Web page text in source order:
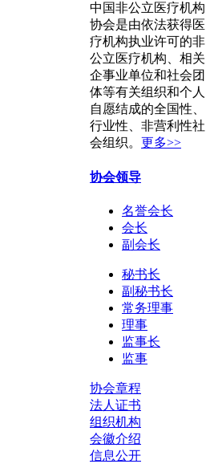
中国非公立医疗机构
协会是由依法获得医
疗机构执业许可的非
公立医疗机构、相关
企事业单位和社会团
体等有关组织和个人
自愿结成的全国性、
行业性、非营利性社
会组织。 更多>>
协会领导
名誉会长
会长
副会长
秘书长
副秘书长
常务理事
理事
监事长
监事
协会章程
法人证书
组织机构
会徽介绍
信息公开